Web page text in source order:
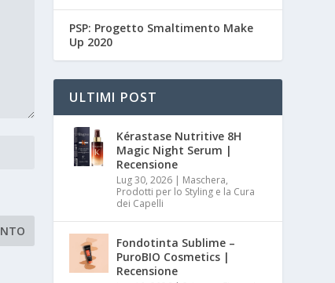
PSP: Progetto Smaltimento Make
Up 2020
ULTIMI POST
Kérastase Nutritive 8H
Magic Night Serum |
Recensione
Lug 30, 2026 | Maschera,
Prodotti per lo Styling e la Cura
dei Capelli
Fondotinta Sublime –
PuroBIO Cosmetics |
Recensione